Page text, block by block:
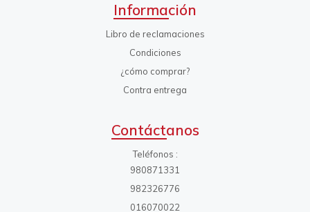
Información
Libro de reclamaciones
Condiciones
¿cómo comprar?
Contra entrega
Contáctanos
Teléfonos
980871331
982326776
016070022